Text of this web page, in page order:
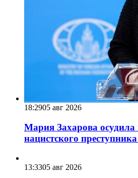
18:2905 авг 2026
Мария Захарова осудила
нацистского
13:3305 авг 2026